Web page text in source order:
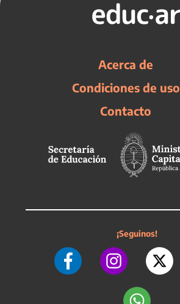
Acerca de
Condiciones de uso
Contacto
¡Seguinos!